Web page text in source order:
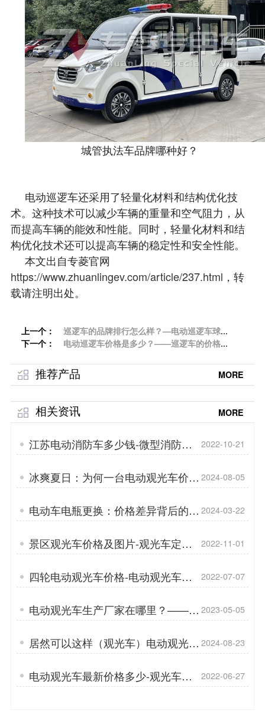
城管执法车品牌哪种好？
电动巡逻车还采用了轻量化材料和结构优化技
术。这种技术可以减少车辆的重量和空气阻力，从
而提高车辆的能效和性能。同时，轻量化材料和结
构优化技术还可以提高车辆的稳定性和安全性能。
本文出自专菱官网
https://www.zhuanlingev.com/article/237.html ，转
载请注明出处。
上一个：
巡逻车的品牌排行怎么样？—电动巡逻车球笼
焊接式车身的优点「专菱」
下一个：
电动巡逻车价格是多少？——巡逻车的价格差
推荐产品 MORE
相关资讯 MORE
江苏电动消防车多少钱-微型消防车
的用途「专菱」
2022-10-21
冰爽夏日：为何一台电动观光车价享
两台之乐！「专菱」
2024-08-05
电动车电瓶更换：价格差异背后的秘
密，电动观光车如何选择？「专菱」
2024-03-22
景区观光车价格及图片-观光车定制
方案「专菱」
2022-11-01
四轮电动观光车价格-电动观光车行
业发展「专菱」
2022-07-07
电动观光车生产厂家在哪里？——电
动观光车售后服务的重要性「专菱」
2023-05-05
居然可以这样（观光车）电动观光车
租赁「专菱」
2024-08-23
电动观光车最新价格多少-观光车电
池详解「专菱」
2022-06-27